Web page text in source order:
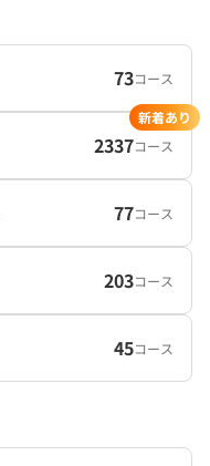
73コース
2337コース
新着あり
77コース
203コース
45コース